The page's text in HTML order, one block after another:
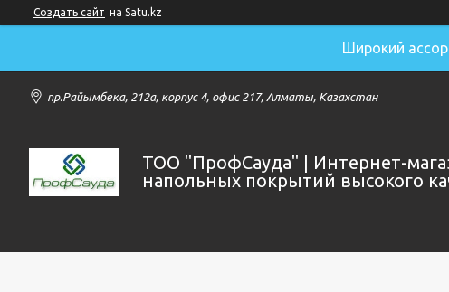
Создать сайт на Satu.kz
Широкий
пр.Райымбека, 212а, корпус 4, офис 217, Алматы, Казахстан
ТОО "ПрофСауда" | Интернет-
напольных покрытий высокого